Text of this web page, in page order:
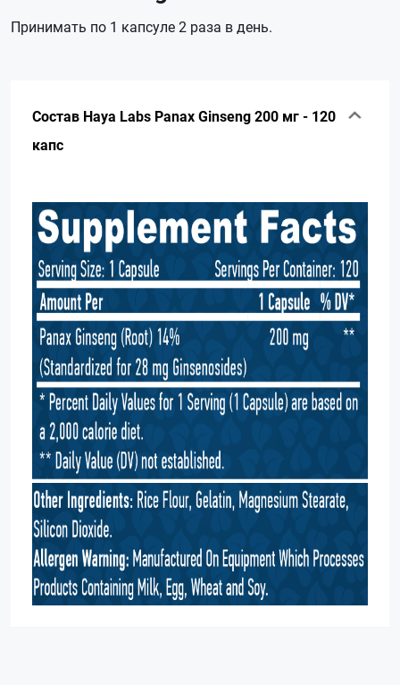
Принимать по 1 капсуле 2 раза в день.
Состав Haya Labs Panax Ginseng 200 мг - 120
капс